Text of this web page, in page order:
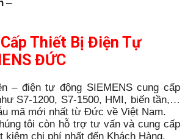
–
Thiết Bị Điện Tự
ĐỨC
– điện tự động SIEMENS cung cấp
S7-1200, S7-1500, HMI, biến tần,…
mã mới nhất từ Đức về Việt Nam.
tôi còn hỗ trợ tư vấn và cung cấp
kiệm chi phí nhất đến Khách Hàng.